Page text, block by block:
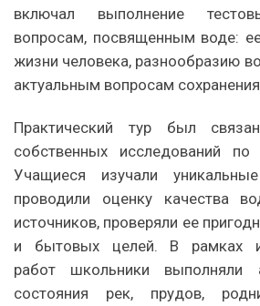
включал выполнение
вопросам, посвященным воде:
жизни человека, разнообразию
актуальным вопросам
Практический тур был
собственных исследований по
Учащиеся изучали
проводили оценку качества
источников, проверяли ее
и бытовых целей. В рамках
работ школьники выполняли
состояния рек, прудов,